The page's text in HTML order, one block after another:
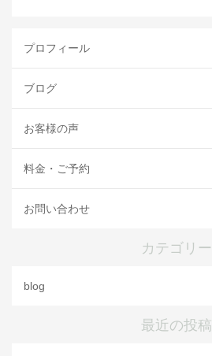
プロフィール
ブログ
お客様の声
料金・ご予約
お問い合わせ
カテゴリー
blog
最近の投稿